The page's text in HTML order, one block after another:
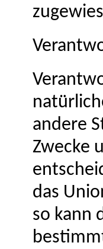
andere
Zwecke
das
so kann